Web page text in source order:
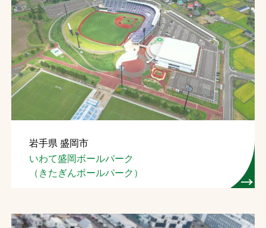
岩手県 盛岡市
いわて盛岡ボールパーク
（きたぎんボールパーク）